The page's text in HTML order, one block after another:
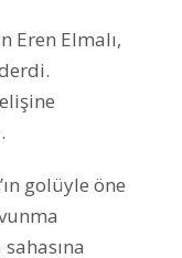
Eren Elmalı,
golüyle öne